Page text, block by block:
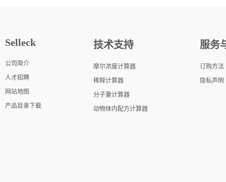
Selleck
公司简介
人才招聘
网站地图
产品目录下载
技术支持
摩尔浓度计算器
稀释计算器
分子量计算器
动物体内配方计算器
服务
订购方法
隐私声明